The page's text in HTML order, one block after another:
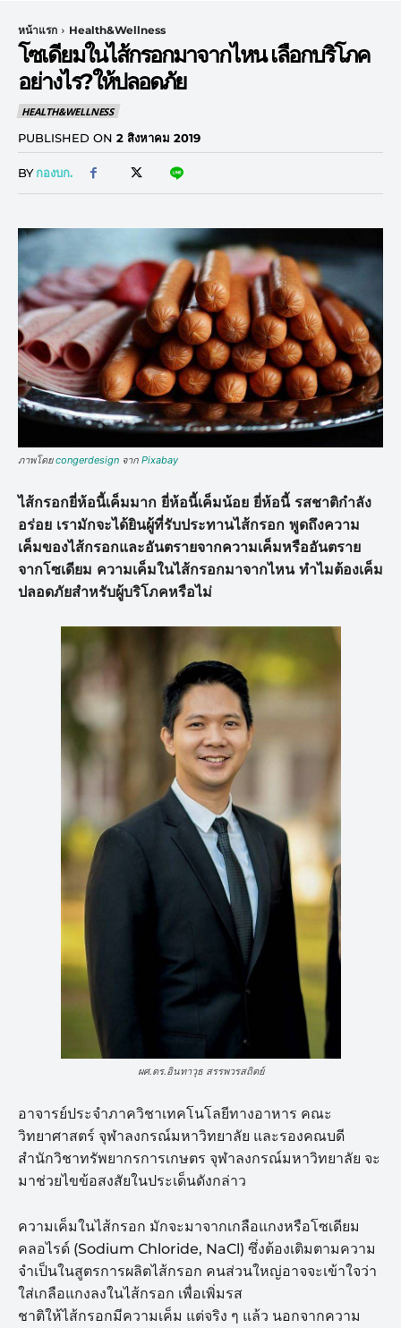
หน้าแรก Health&Wellness
โซเดียมในไส้กรอกมาจากไหน เลือกบริโภค
อย่างไร?ให้ปลอดภัย
HEALTH&WELLNESS
PUBLISHED ON 2 สิงหาคม 2019
BY กองบก.
ภาพโดยcongerdesign จาก Pixabay
ไส้กรอกยี่ห้อนี้เค็มมาก ยี่ห้อนี้เค็มน้อย ยี่ห้อนี้ รสชาติกำลัง
อร่อย เรามักจะได้ยินผู้ที่รับประทานไส้กรอก พูดถึงความ
เค็มของไส้กรอกและอันตรายจากความเค็มหรืออันตราย
จากโซเดียม ความเค็มในไส้กรอกมาจากไหน ทำไมต้องเค็ม
ปลอดภัยสำหรับผู้บริโภคหรือไม่
ผศ.ดร.อินทาวุธ สรรพวรสถิตย์
อาจารย์ประจำภาควิชาเทคโนโลยีทางอาหาร คณะ
วิทยาศาสตร์ จุฬาลงกรณ์มหาวิทยาลัย และรองคณบดี
สำนักวิชาทรัพยากรการเกษตร จุฬาลงกรณ์มหาวิทยาลัย จะ
มาช่วยไขข้อสงสัยในประเด็นดังกล่าว
ความเค็มในไส้กรอก มักจะมาจากเกลือแกงหรือโซเดียม
คลอไรด์ (Sodium Chloride, NaCl) ซึ่งต้องเติมตามความ
จำเป็นในสูตรการผลิตไส้กรอก คนส่วนใหญ่อาจจะเข้าใจว่า
ใส่เกลือแกงลงในไส้กรอก เพื่อเพิ่มรส
ชาติให้ไส้กรอกมีความเค็ม แต่จริง ๆ แล้ว นอกจากความ